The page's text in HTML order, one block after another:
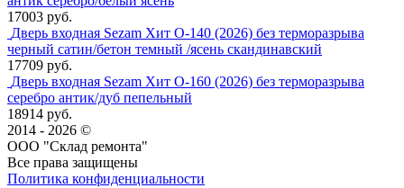
17003 руб.
Дверь входная Sezam Хит О-140 (2026) без терморазрыва
черный сатин/бетон темный /ясень скандинавский
17709 руб.
Дверь входная Sezam Хит О-160 (2026) без терморазрыва
серебро антик/дуб пепельный
18914 руб.
2014 - 2026 ©
ООО "Склад ремонта"
Все права защищены
Политика конфиденциальности